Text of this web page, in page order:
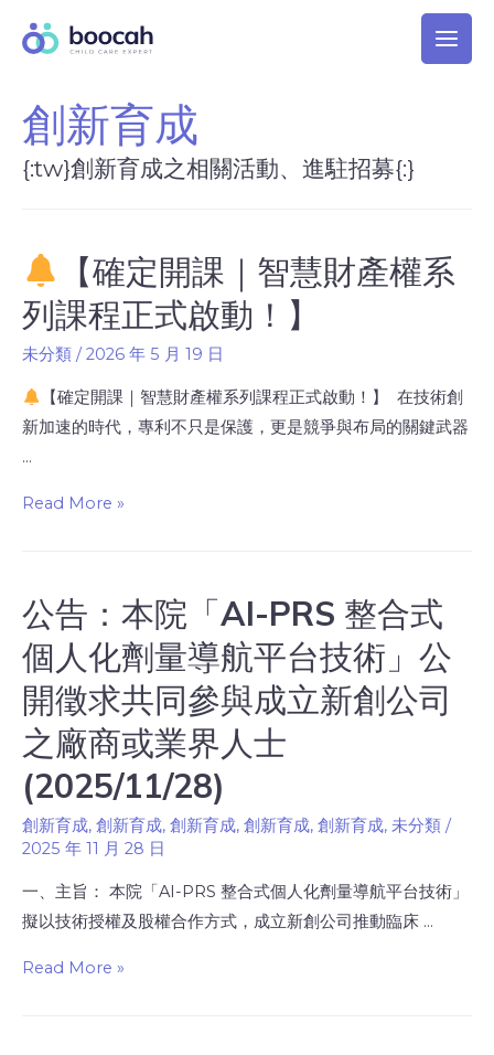
創新育成
{:tw}創新育成之相關活動、進駐招募{:}
【確定開課｜智慧財產權系
列課程正式啟動！】
未分類 /2026 年 5 月 19 日
【確定開課｜智慧財產權系列課程正式啟動！】 在技術創
新加速的時代，專利不只是保護，更是競爭與布局的關鍵武器
…
Read More »
公告：本院「AI-PRS 整合式
個人化劑量導航平台技術」公
開徵求共同參與成立新創公司
之廠商或業界人士
(2025/11/28)
創新育成, 創新育成, 創新育成, 創新育成, 創新育成, 未分類 /
2025 年 11 月 28 日
一、主旨： 本院「AI-PRS 整合式個人化劑量導航平台技術」
擬以技術授權及股權合作方式，成立新創公司推動臨床 …
Read More »